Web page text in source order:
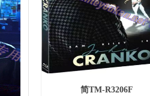
简TM-R3206F